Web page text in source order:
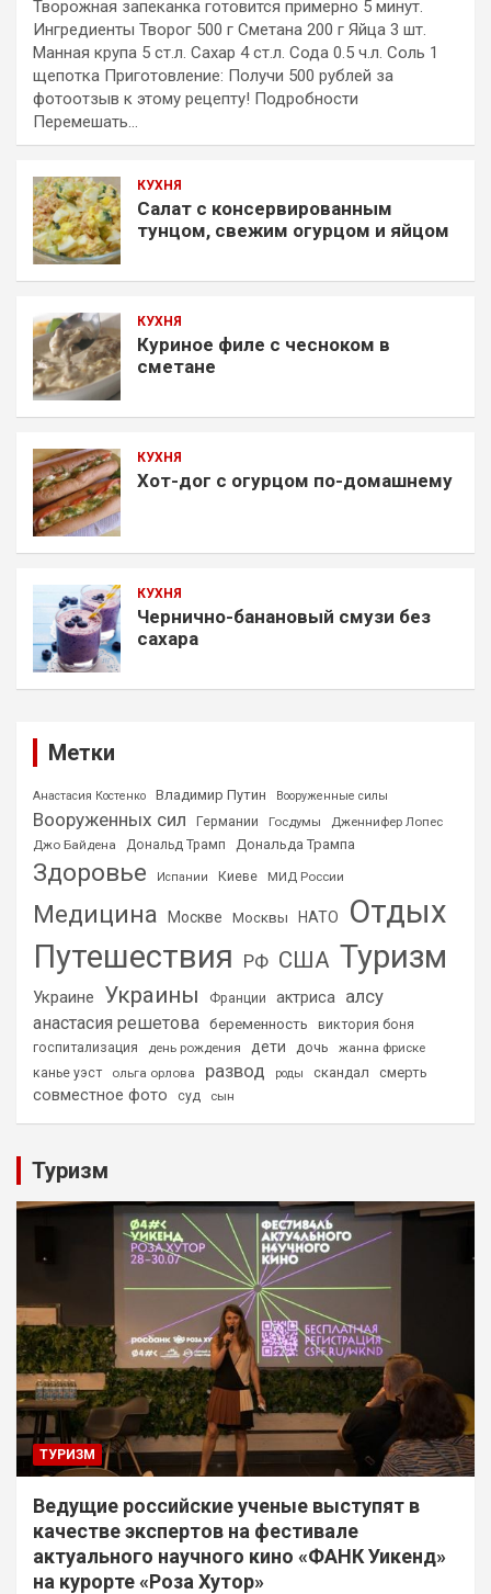
Творожная запеканка готовится примерно 5 минут.
Ингредиенты Творог 500 г Сметана 200 г Яйца 3 шт.
Манная крупа 5 ст.л. Сахар 4 ст.л. Сода 0.5 ч.л. Соль 1
щепотка Приготовление: Получи 500 рублей за
фотоотзыв к этому рецепту! Подробности
Перемешать…
КУХНЯ
Салат с консервированным
тунцом, свежим огурцом и яйцом
КУХНЯ
Куриное филе с чесноком в
сметане
КУХНЯ
Хот-дог с огурцом по-домашнему
КУХНЯ
Чернично-банановый смузи без
сахара
Метки
Анастасия Костенко Владимир Путин Вооруженные силы
Вооруженных сил Германии Госдумы
Дженнифер Лопес
Джо Байдена
Дональд Трамп Дональда Трампа
Здоровье Испании Киеве МИД России
Медицина Москве Москвы НАТО
Отдых
Путешествия РФ США Туризм
Украине Украины Франции актриса алсу
анастасия решетова беременность
виктория боня
госпитализация
день рождения дети дочь
жанна фриске
канье уэст
ольга орлова развод роды скандал смерть
совместное фото суд сын
Туризм
ТУРИЗМ
Ведущие российские ученые выступят в
качестве экспертов на фестивале
актуального научного кино «ФАНК Уикенд»
на курорте «Роза Хутор»